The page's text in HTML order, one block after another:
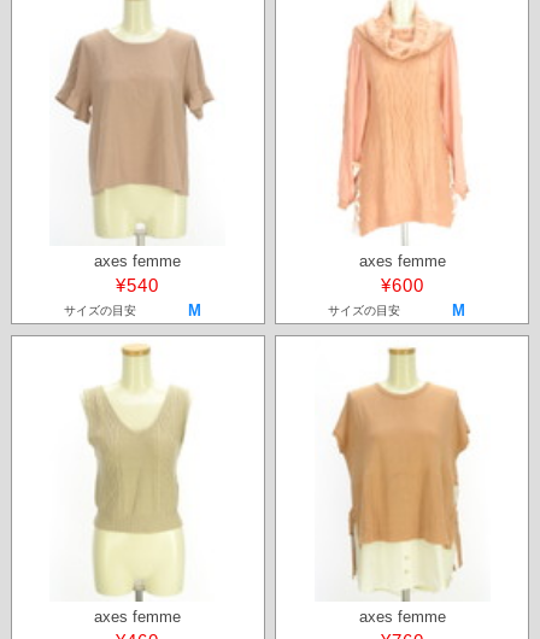
axes femme
¥540
サイズの目安 M
axes femme
¥600
サイズの目安 M
axes femme axes femme